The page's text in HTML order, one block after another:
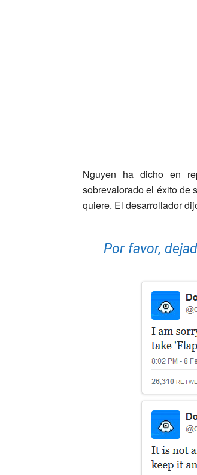
Nguyen ha dicho en
sobrevalorado el éxito de
quiere. El desarrollador
Por favor,